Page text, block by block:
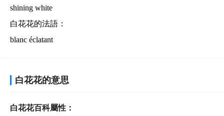
shining white
白花花的法語：
blanc éclatant
白花花的意思
白花花百科屬性：